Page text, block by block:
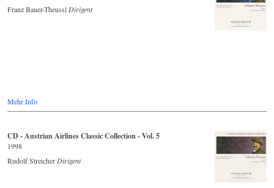
Franz Bauer-Theussl Dirigent
Mehr Info
CD - Austrian Airlines Classic Collection - Vol. 5
1998
Rudolf Streicher Dirigent